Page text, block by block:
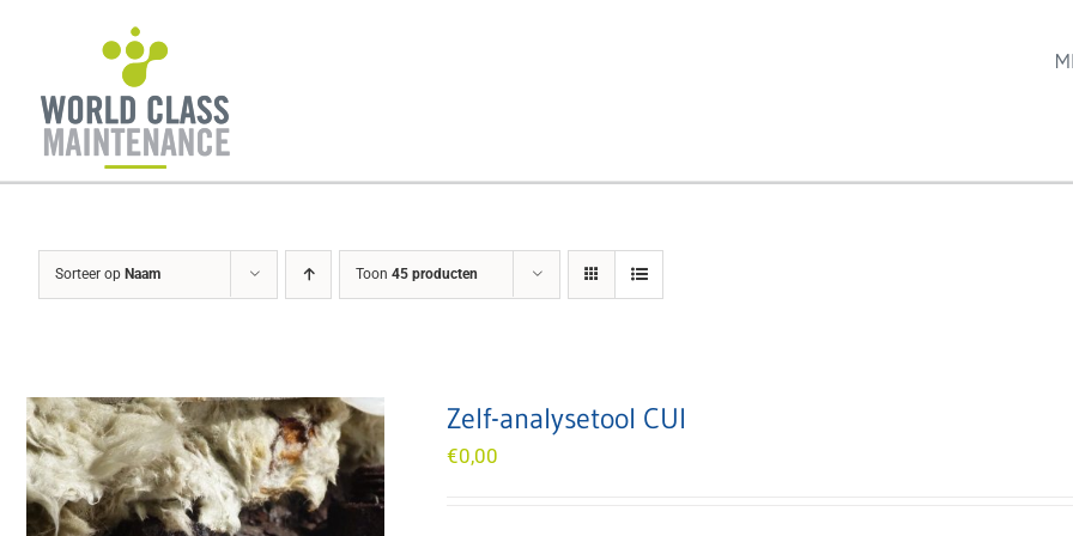
Sorteer op Naam Toon 45 producten
Zelf-analysetool CUI
€0,00